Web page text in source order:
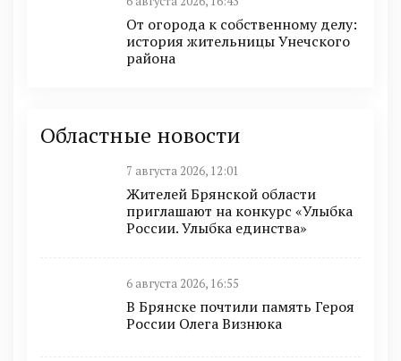
От огорода к собственному делу:
история жительницы Унечского
района
Областные новости
7 августа 2026, 12:01
Жителей Брянской области
приглашают на конкурс «Улыбка
России. Улыбка единства»
6 августа 2026, 16:55
В Брянске почтили память Героя
России Олега Визнюка